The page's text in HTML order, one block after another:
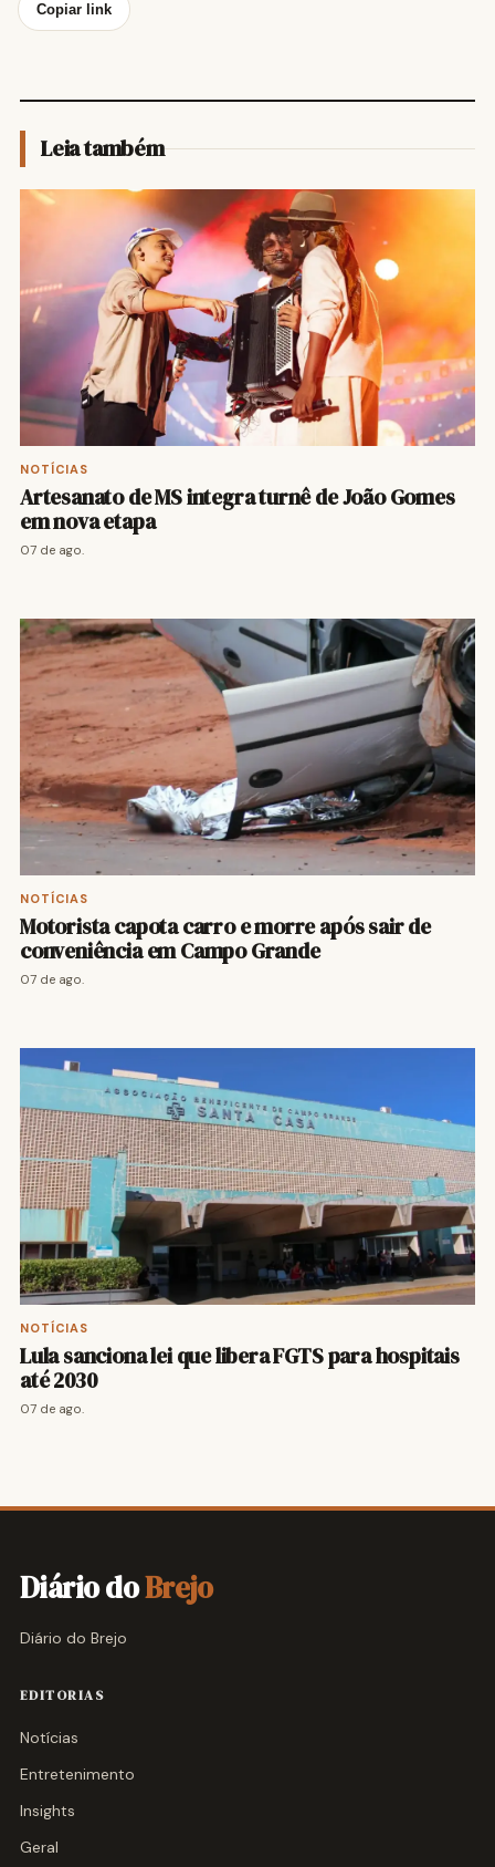
Copiar link
Leia também
NOTÍCIAS
Artesanato de MS integra turnê de João Gomes
em nova etapa
07 de ago.
NOTÍCIAS
Motorista capota carro e morre após sair de
conveniência em Campo Grande
07 de ago.
NOTÍCIAS
Lula sanciona lei que libera FGTS para hospitais
até 2030
07 de ago.
Diário doBrejo
Diário do Brejo
EDITORIAS
Notícias
Entretenimento
Insights
Geral